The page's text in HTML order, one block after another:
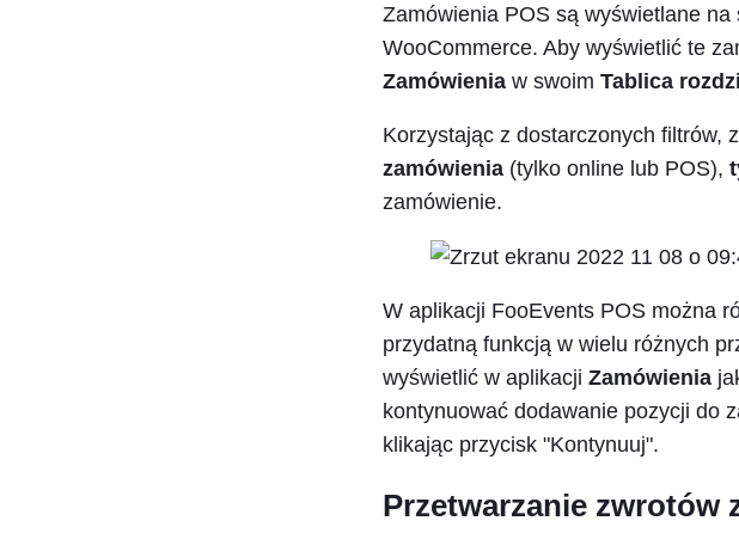
Zamówienia POS są wyświetlane
WooCommerce. Aby wyświetlić te
Zamówienia w swoim Tablica
Korzystając z dostarczonych filtrów,
zamówienia (tylko online lub POS),
zamówienie.
W aplikacji FooEvents POS można
przydatną funkcją w wielu różnych
wyświetlić w aplikacji Zamówienia
kontynuować dodawanie pozycji do
klikając przycisk "Kontynuuj".
Przetwarzanie zwrotów